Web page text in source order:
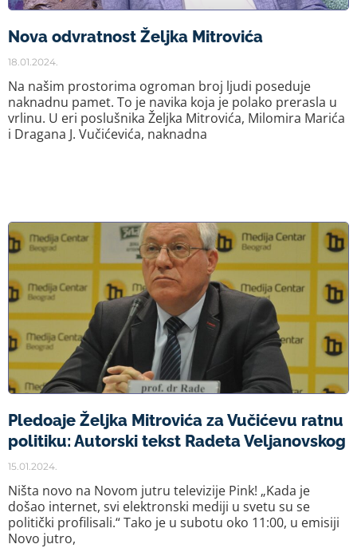
Nova odvratnost Željka Mitrovića
18.01.2024.
Na našim prostorima ogroman broj ljudi poseduje
naknadnu pamet. To je navika koja je polako prerasla u
vrlinu. U eri poslušnika Željka Mitrovića, Milomira Marića
i Dragana J. Vučićevića, naknadna
Pledoaje Željka Mitrovića za Vučićevu ratnu
politiku: Autorski tekst Radeta Veljanovskog
15.01.2024.
Ništa novo na Novom jutru televizije Pink! „Kada je
došao internet, svi elektronski mediji u svetu su se
politički profilisali.“ Tako je u subotu oko 11:00, u emisiji
Novo jutro,